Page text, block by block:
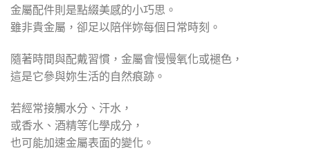
金屬配件則是點綴美感的小巧思。
雖非貴金屬，卻足以陪伴妳每個日常時刻。
隨著時間與配戴習慣，金屬會慢慢氧化或褪色，
這是它參與妳生活的自然痕跡。
若經常接觸水分、汗水，
或香水、酒精等化學成分，
也可能加速金屬表面的變化。